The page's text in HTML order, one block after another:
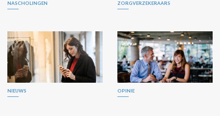
NASCHOLINGEN ZORGVERZEKERAARS
NIEUWS OPINIE